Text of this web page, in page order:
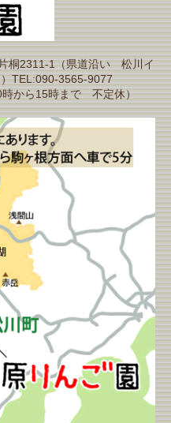
桐2311-1（県道沿い 松川イ
TEL:090-3565-9077
から15時まで 不定休）